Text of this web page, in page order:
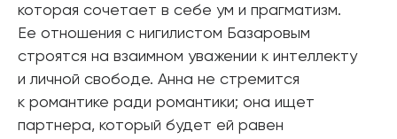
которая сочетает в себе ум и прагматизм.
Ее отношения с нигилистом Базаровым
строятся на взаимном уважении к интеллекту
и личной свободе. Анна не стремится
к романтике ради романтики; она ищет
партнера, который будет ей равен